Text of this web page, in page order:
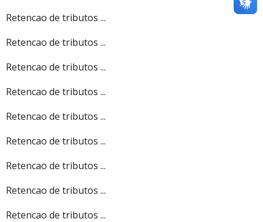
Retencao de tributos ...
Retencao de tributos ...
Retencao de tributos ...
Retencao de tributos ...
Retencao de tributos ...
Retencao de tributos ...
Retencao de tributos ...
Retencao de tributos ...
Retencao de tributos ...